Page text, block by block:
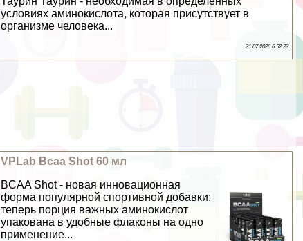
условиях аминокислота, которая присутствует в
организме человека...
31 07 2026 6:52:23
VPLab Bcaa Shot 60 мл
BCAA Shot - новая инновационная
форма популярной спортивной добавки:
теперь порция важных аминокислот
упакована в удобные флаконы на одно
применение...